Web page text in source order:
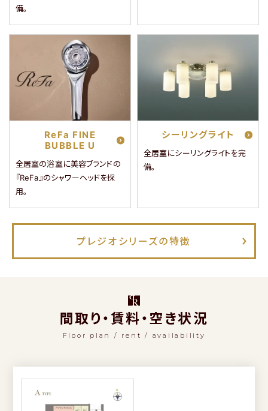
閉じる
備。
ReFa FINE
BUBBLE U
全居室の浴室に美容ブランドの
『ReFa』のシャワーヘッドを採
用。
シーリングライト
全居室にシーリングライトを完
備。
プレジオシリーズの特徴
間取り・賃料・空き状況
Floor plan / rent / availability